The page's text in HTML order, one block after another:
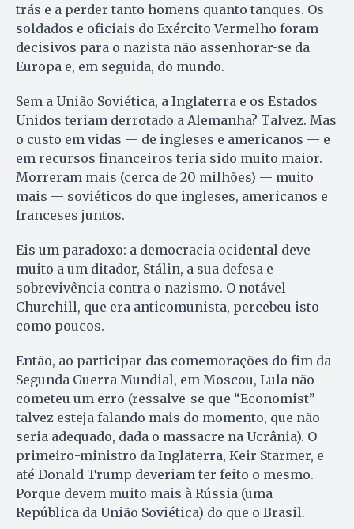
trás e a perder tanto homens quanto tanques. Os
soldados e oficiais do Exército Vermelho foram
decisivos para o nazista não assenhorar-se da
Europa e, em seguida, do mundo.
Sem a União Soviética, a Inglaterra e os Estados
Unidos teriam derrotado a Alemanha? Talvez. Mas
o custo em vidas — de ingleses e americanos — e
em recursos financeiros teria sido muito maior.
Morreram mais (cerca de 20 milhões) — muito
mais — soviéticos do que ingleses, americanos e
franceses juntos.
Eis um paradoxo: a democracia ocidental deve
muito a um ditador, Stálin, a sua defesa e
sobrevivência contra o nazismo. O notável
Churchill, que era anticomunista, percebeu isto
como poucos.
Então, ao participar das comemorações do fim da
Segunda Guerra Mundial, em Moscou, Lula não
cometeu um erro (ressalve-se que “Economist”
talvez esteja falando mais do momento, que não
seria adequado, dada o massacre na Ucrânia). O
primeiro-ministro da Inglaterra, Keir Starmer, e
até Donald Trump deveriam ter feito o mesmo.
Porque devem muito mais à Rússia (uma
República da União Soviética) do que o Brasil.